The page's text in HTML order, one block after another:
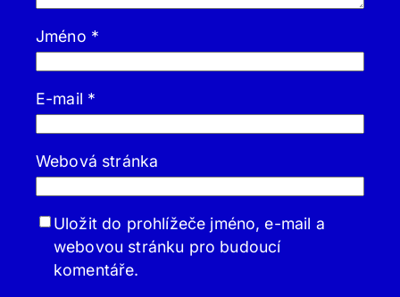
Jméno *
E-mail *
Webová stránka
Uložit do prohlížeče jméno, e-mail a
webovou stránku pro budoucí
komentáře.